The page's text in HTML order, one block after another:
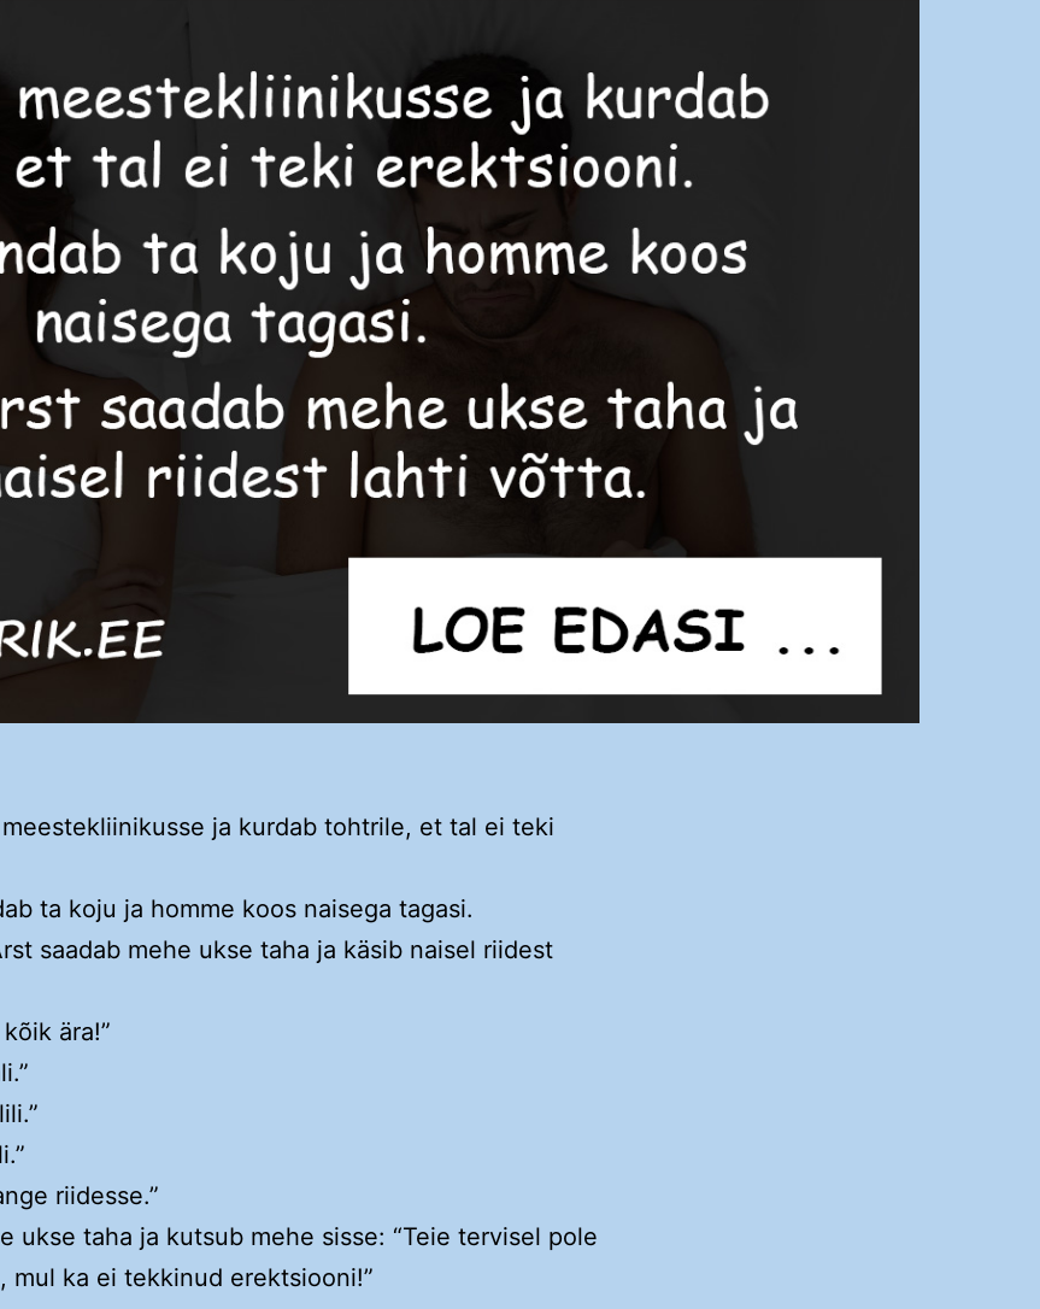
ja kurdab tohtrile, et tal ei teki
ta koju ja homme koos naisega tagasi.
saadab mehe ukse taha ja käsib naisel riidest
ära!”
riidesse.”
ukse taha ja kutsub mehe sisse: “Teie tervisel pole
mul ka ei tekkinud erektsiooni!”